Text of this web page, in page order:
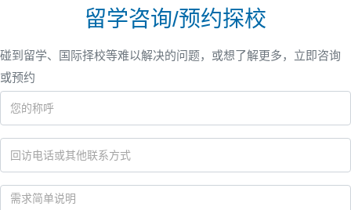
留学咨询/预约探校
碰到留学、国际择校等难以解决的问题，或想了解更多，立即咨询
或预约